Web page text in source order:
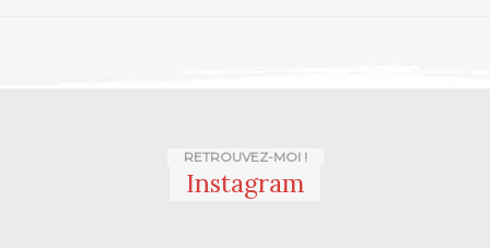
RETROUVEZ-MOI !
Instagram